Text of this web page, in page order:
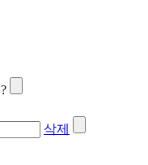
삭제